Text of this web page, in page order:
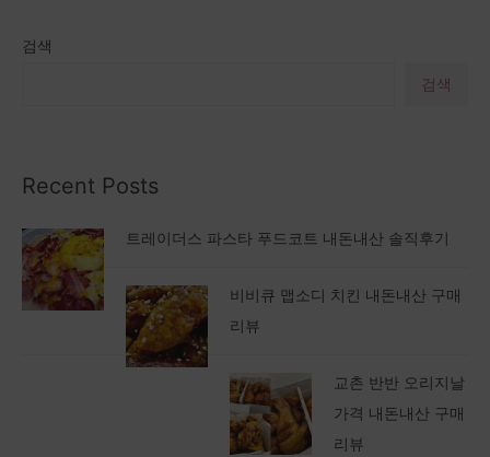
검색
검색
Recent Posts
트레이더스 파스타 푸드코트 내돈내산 솔직후기
비비큐 맵소디 치킨 내돈내산 구매
리뷰
교촌 반반 오리지날
가격 내돈내산 구매
리뷰